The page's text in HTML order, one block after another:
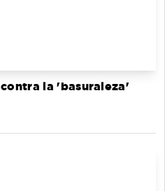
la 'basuraleza'